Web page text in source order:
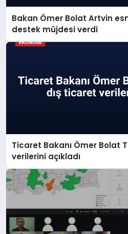
Bakan Ömer Bolat Artvin
destek müjdesi verdi
Ticaret Bakanı Ömer Bolat
verilerini açıkladı